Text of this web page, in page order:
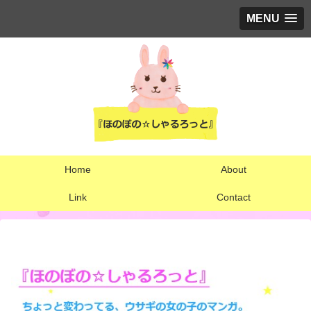
MENU
Home About
Link Contact